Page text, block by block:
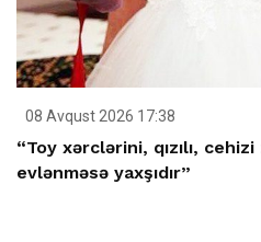
08 Avqust 2026 17:38
“Toy xərclərini, qızılı,
evlənməsə yaxşıdır”